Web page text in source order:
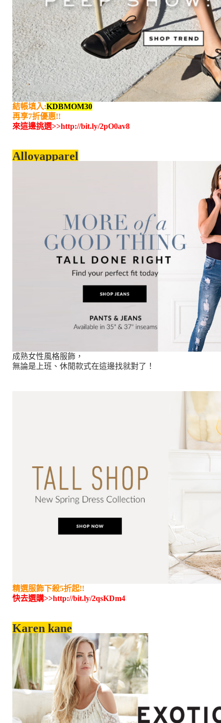
結帳填入:KDBMOM30
再享7折優惠!!
來這邊挑選>>http://bit.ly/2pO0av8
Alloyapparel
成熟女性風格服飾，
無論是上班、休閒款式在這邊找就對了！
精選服飾下殺5折起!!
快去選購>>http://bit.ly/2qsKDm4
Karen kane